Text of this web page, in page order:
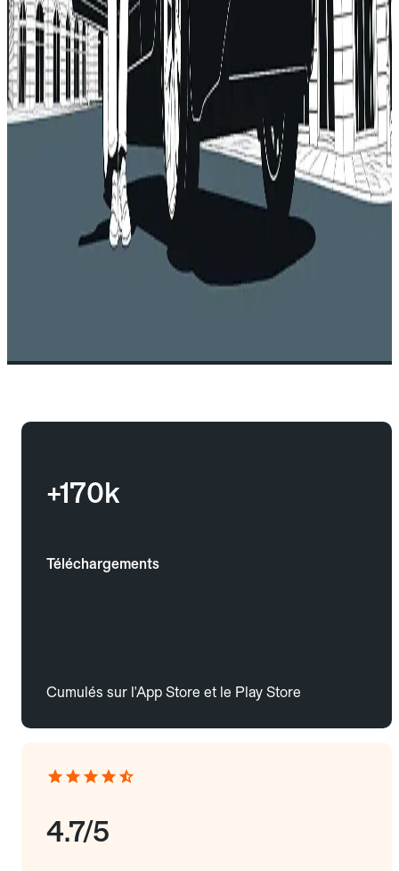
+170k
Téléchargements
Cumulés sur l'App Store et le Play Store
4.7/5